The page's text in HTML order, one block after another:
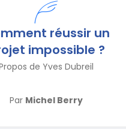
réussir un
impossible ?
de Yves Dubreil
Par Michel Berry